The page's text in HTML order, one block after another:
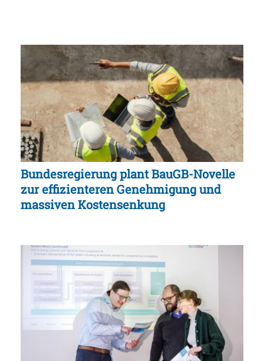
Bundesregierung plant BauGB-Novelle
zur effizienteren Genehmigung und
massiven Kostensenkung